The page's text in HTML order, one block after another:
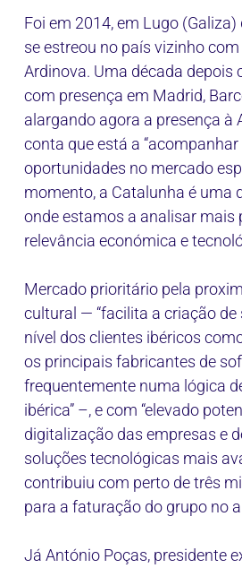
Foi em 2014, em Lugo (Galiza)
se estreou no país vizinho
Ardinova. Uma década depois
com presença em Madrid,
alargando agora a presença à
conta que está a
oportunidades no mercado
momento, a Catalunha é uma
onde estamos a analisar mais
relevância económica e
Mercado prioritário pela
cultural — “facilita a criação
nível dos clientes ibéricos
os principais fabricantes de
frequentemente numa lógica
ibérica” –, e com “elevado
digitalização das empresas e
soluções tecnológicas mais
contribuiu com perto de três
para a faturação do grupo no
Já António Poças, presidente